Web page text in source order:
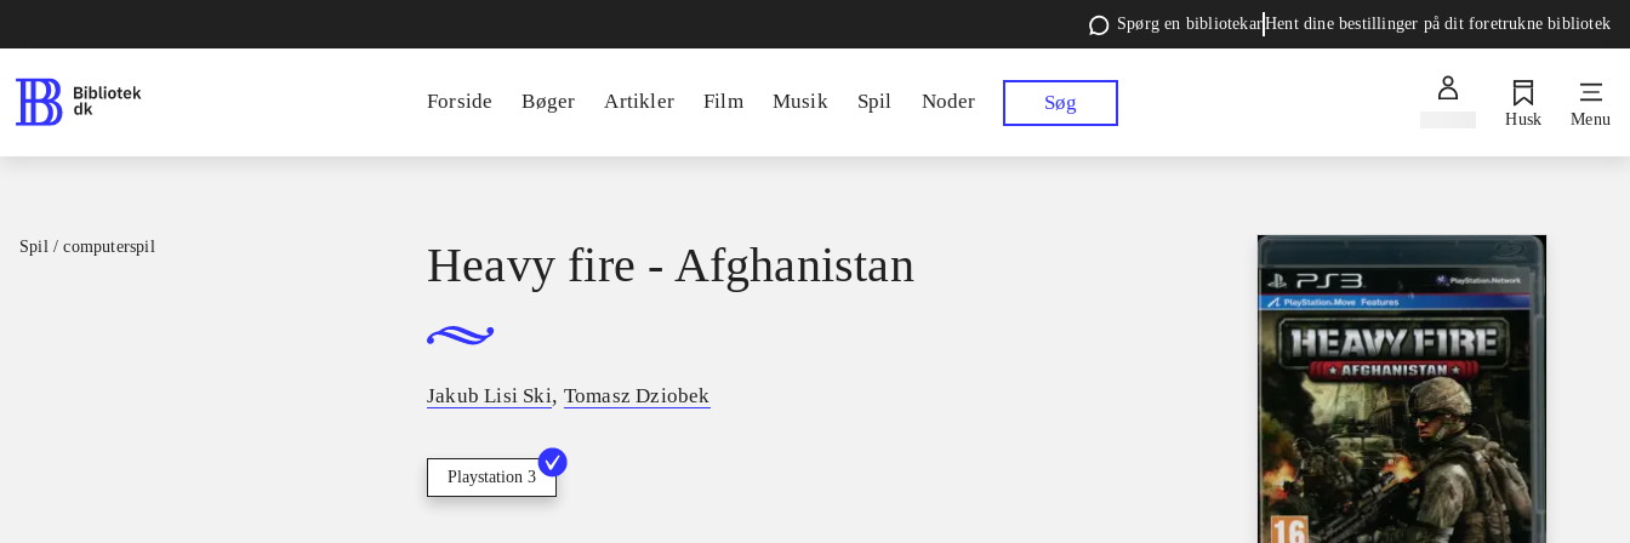
Spørg en bibliotekarHent dine bestillinger på dit foretrukne bibliotek
Forside Bøger Artikler Film Musik Spil Noder Søg
Husk Menu
Spil / computerspil Heavy fire - Afghanistan
Jakub Lisi Ski, Tomasz Dziobek
Playstation 3